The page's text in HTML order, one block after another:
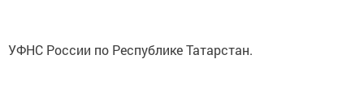
УФНС России по Республике Татарстан.